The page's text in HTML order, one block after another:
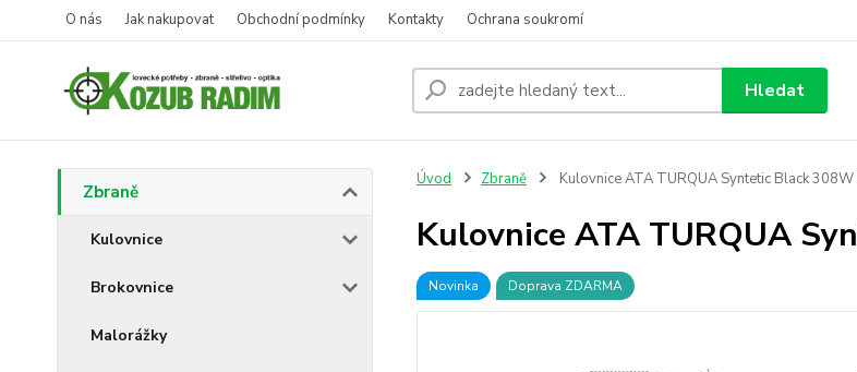
O nás Jak nakupovat Obchodní podmínky Kontakty Ochrana soukromí
Hledat
Zbraně
Kulovnice
Brokovnice
Malorážky
Úvod Zbraně Kulovnice ATA TURQUA Syntetic Black
Kulovnice ATA TURQUA
Novinka Doprava ZDARMA